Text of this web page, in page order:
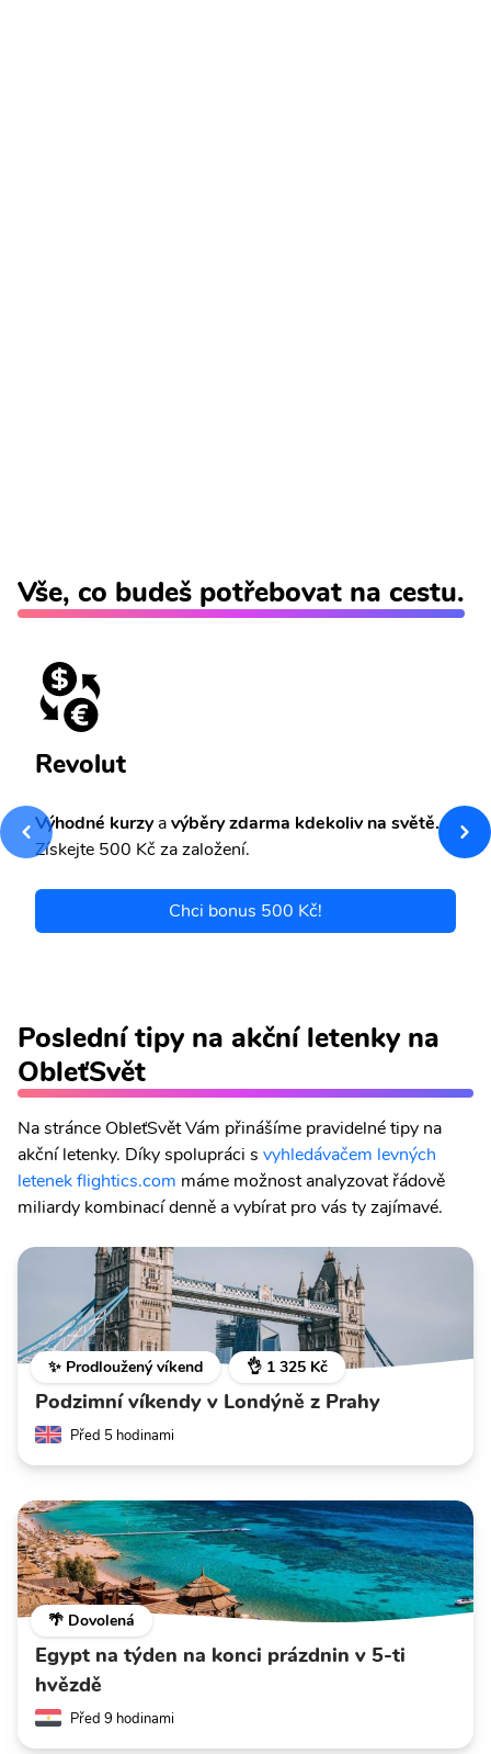
Vše, co budeš potřebovat na cestu.
Revolut
Výhodné kurzyavýběry zdarma kdekoliv na světě.
Získejte 500 Kč za založení.
Chci bonus 500 Kč!
Poslední tipy na akční letenky na
ObleťSvět
Na stránce ObleťSvět Vám přinášíme pravidelné tipy na
akční letenky. Díky spolupráci s vyhledávačem levných
letenek flightics.com máme možnost analyzovat řádově
miliardy kombinací denně a vybírat pro vás ty zajímavé.
✨ Prodloužený víkend 👌 1 325 Kč
Podzimní víkendy v Londýně z Prahy
Před 5 hodinami
🌴 Dovolená
Egypt na týden na konci prázdnin v 5-ti
hvězdě
Před 9 hodinami